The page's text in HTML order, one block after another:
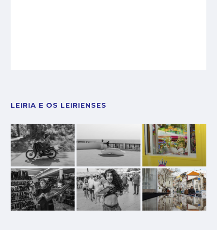
LEIRIA E OS LEIRIENSES